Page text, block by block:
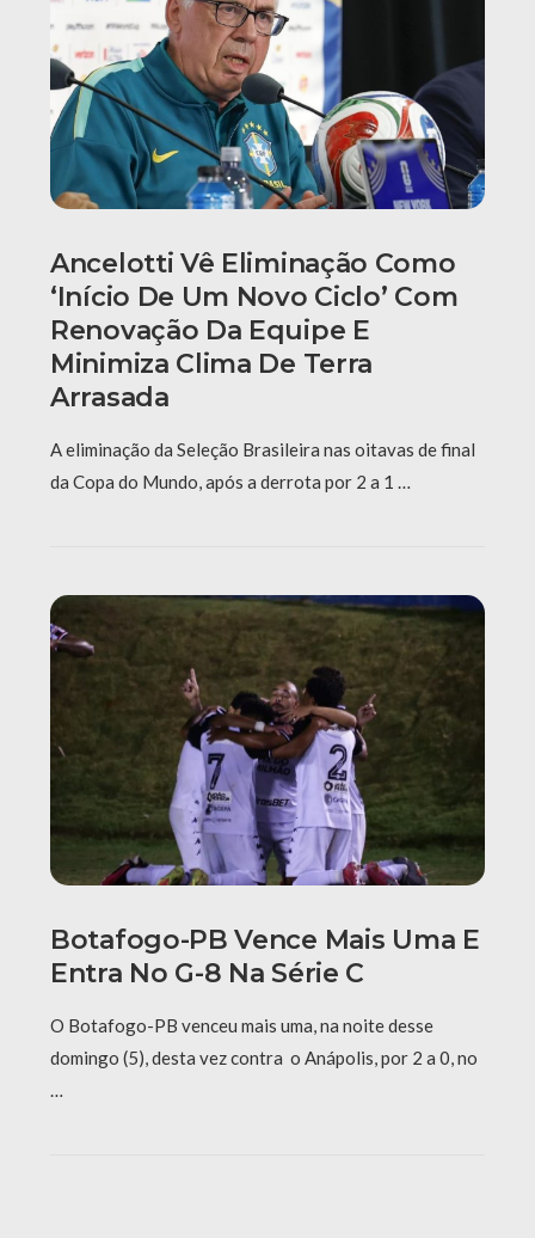
Ancelotti Vê Eliminação Como
‘início De Um Novo Ciclo’ Com
Renovação Da Equipe E
Minimiza Clima De Terra
Arrasada
A eliminação da Seleção Brasileira nas oitavas de final
da Copa do Mundo, após a derrota por 2 a 1 …
Botafogo-PB Vence Mais Uma E
Entra No G-8 Na Série C
O Botafogo-PB venceu mais uma, na noite desse
domingo (5), desta vez contra o Anápolis, por 2 a 0, no
…